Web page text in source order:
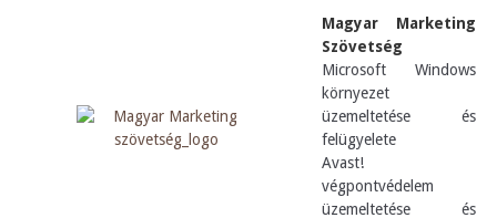
Magyar Marketing
Szövetség
Microsoft Windows
környezet
üzemeltetése és
felügyelete
Avast!
végpontvédelem
üzemeltetése és